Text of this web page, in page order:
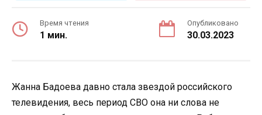
Время чтения
1 мин.
Опубликовано
30.03.2023
Жанна Бадоева давно стала звездой российского
телевидения, весь период СВО она ни слова не